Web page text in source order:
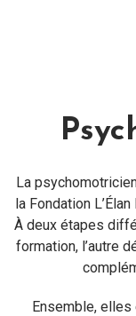
La
la Fondation
À deux étapes
formation, l’autre
Ensemble,